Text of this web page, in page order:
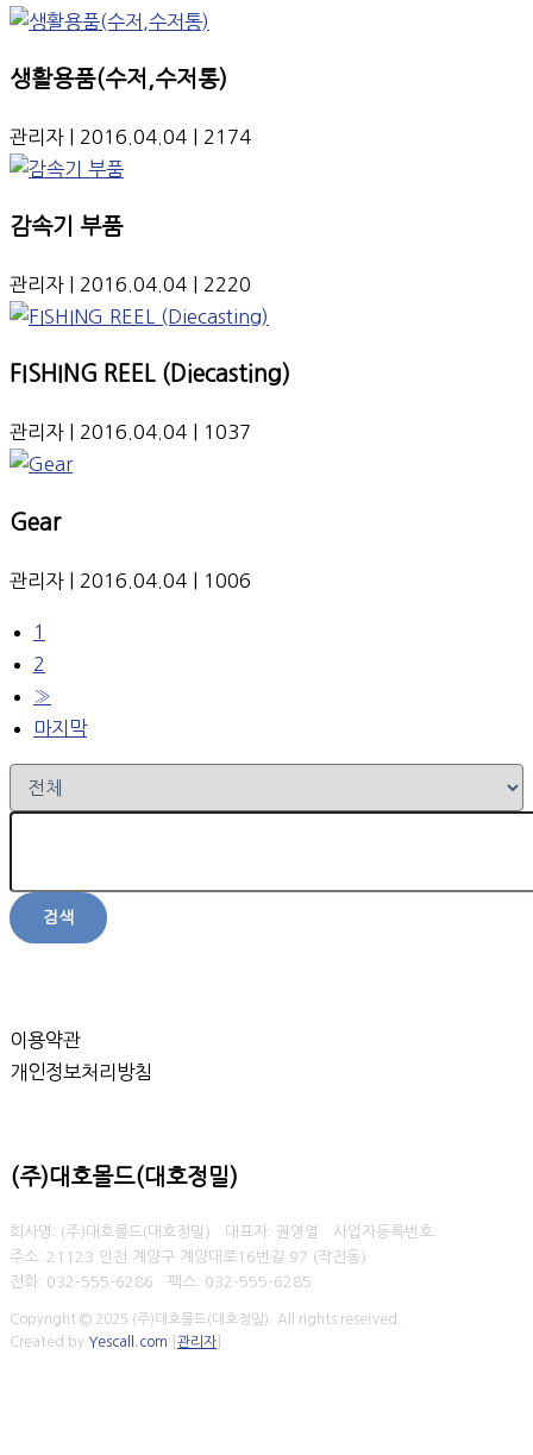
생활용품(수저,수저통)
관리자 | 2016.04.04 | 2174
감속기 부품
관리자 | 2016.04.04 | 2220
FISHING REEL (Diecasting)
관리자 | 2016.04.04 | 1037
Gear
관리자 | 2016.04.04 | 1006
1
2
»
마지막
검색
이용약관
개인정보처리방침
(주)대호몰드(대호정밀)
회사명: (주)대호몰드(대호정밀) 대표자: 권영열 사업자등록번호:
주소: 21123 인천 계양구 계양대로16번길 97 (작전동)
전화: 032-555-6286
팩스: 032-555-6285
Copyright © 2025 (주)대호몰드(대호정밀). All rights reserved.
Created by Yescall.com 관리자